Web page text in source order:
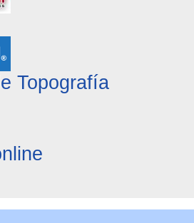
Topografía